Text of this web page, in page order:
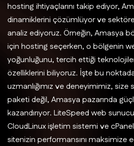
hosting ihtiyaçlarını takip ediyor,
dinamiklerini çözümlüyor ve
analiz ediyoruz. Örneğin, Amasya
için hosting seçerken, o bölgenin
yoğunluğunu, tercih ettiği
özelliklerini biliyoruz. İşte bu
uzmanlığımız ve deneyimimiz,
paketi değil, Amasya pazarında
kazandırıyor. LiteSpeed web
CloudLinux işletim sistemi ve
sitenizin performansını maksimize